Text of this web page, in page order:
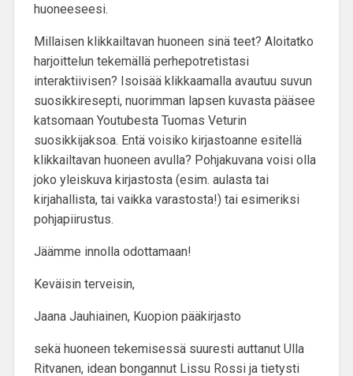
huoneeseesi.
Millaisen klikkailtavan huoneen sinä teet? Aloitatko
harjoittelun tekemällä perhepotretistasi
interaktiivisen? Isoisää klikkaamalla avautuu suvun
suosikkiresepti, nuorimman lapsen kuvasta pääsee
katsomaan Youtubesta Tuomas Veturin
suosikkijaksoa. Entä voisiko kirjastoanne esitellä
klikkailtavan huoneen avulla? Pohjakuvana voisi olla
joko yleiskuva kirjastosta (esim. aulasta tai
kirjahallista, tai vaikka varastosta!) tai esimeriksi
pohjapiirustus.
Jäämme innolla odottamaan!
Keväisin terveisin,
Jaana Jauhiainen, Kuopion pääkirjasto
sekä huoneen tekemisessä suuresti auttanut Ulla
Ritvanen, idean bongannut Lissu Rossi ja tietysti